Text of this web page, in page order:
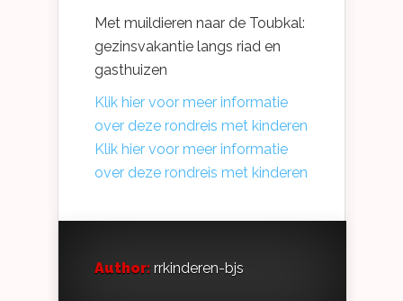
Met muildieren naar de Toubkal:
gezinsvakantie langs riad en
gasthuizen
Klik hier voor meer informatie
over deze rondreis met kinderen
Klik hier voor meer informatie
over deze rondreis met kinderen
Author: rrkinderen-bjs